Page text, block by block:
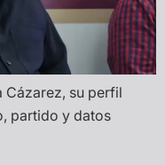
Cázarez, su perfil
partido y datos